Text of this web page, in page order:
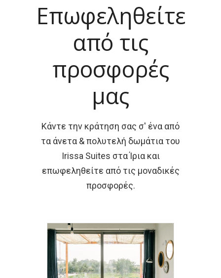
Επωφεληθείτε
από τις
προσφορές
μας
Κάντε την κράτηση σας σ' ένα από
τα άνετα & πολυτελή δωμάτια του
Irissa Suites στα Ίρια και
επωφεληθείτε από τις μοναδικές
προσφορές.